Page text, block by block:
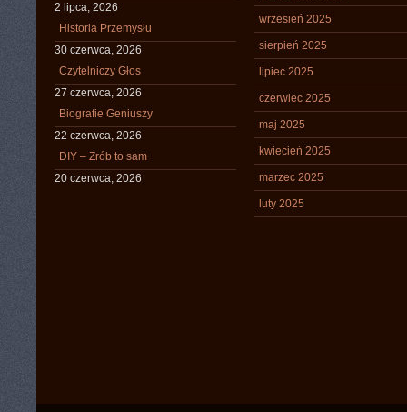
2 lipca, 2026
Historia Przemysłu
30 czerwca, 2026
Czytelniczy Głos
27 czerwca, 2026
Biografie Geniuszy
22 czerwca, 2026
DIY – Zrób to sam
20 czerwca, 2026
wrzesień 2025
sierpień 2025
lipiec 2025
czerwiec 2025
maj 2025
kwiecień 2025
marzec 2025
luty 2025